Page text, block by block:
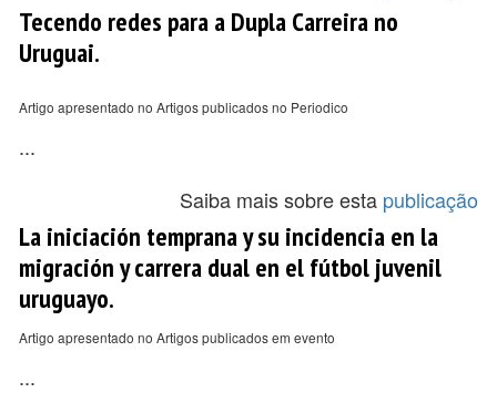
Tecendo redes para a Dupla Carreira no
Uruguai.
Artigo apresentado no Artigos publicados no Periodico
...
Saiba mais sobre esta publicação
La iniciación temprana y su incidencia en la
migración y carrera dual en el fútbol juvenil
uruguayo.
Artigo apresentado no Artigos publicados em evento
...